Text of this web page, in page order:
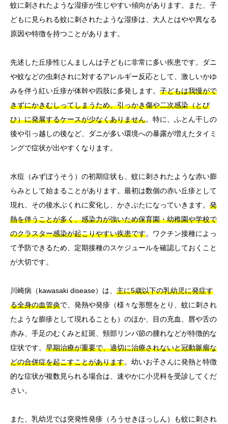
蚊に刺されたような湿疹が生じやすい傾向があります。また、子
どもに見られる蚊に刺されたような湿疹は、大人とはやや異なる
原因や特徴を持つことがあります。
先述した丘疹性じんましんは子どもに非常に多い疾患です。ダニ
や蚊などの虫刺されに対するアレルギー反応として、激しいかゆ
みを伴う紅い丘疹が体幹や四肢に多発します。 子どもは我慢がで
きずにかきむしってしまうため、引っかき傷や二次感染（とび
ひ）に発展するケースが少なくありません。特に、ふとん干しの
後や引っ越しの後など、ダニが多い環境への暴露が増えたタイミ
ングで症状が出やすくなります。
水痘（みずぼうそう）の初期症状も、蚊に刺されたような赤い膨
らみとして始まることがあります。最初は数個の赤い丘疹として
現れ、その後水ぶくれに変化し、かさぶたになっていきます。 発
熱を伴うことが多く、感染力が強いため保育園・幼稚園や学校で
のクラスター感染が起こりやすい疾患です。ワクチン接種によっ
て予防できるため、定期接種のスケジュールを確認しておくこと
が大切です。
川崎病（kawasaki disease）は、 主に5歳以下の乳幼児に発症す
る全身の血管炎で、発熱や発疹（様々な形態をとり、蚊に刺され
たような膨疹として現れることも）のほか、目の充血、唇や舌の
赤み、手足のむくみと紅斑、頸部リンパ節の腫れなどが特徴的な
症状です。 早期治療が重要で、適切に治療されないと冠動脈瘤な
どの合併症を起こすことがあります。幼いお子さんに発熱と特徴
的な症状が複数見られる場合は、速やかに小児科を受診してくだ
さい。
また、乳幼児では突発性発疹（ろうせきほっしん）も蚊に刺され